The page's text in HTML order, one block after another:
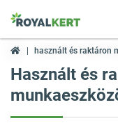
használt és raktáron
Használt és